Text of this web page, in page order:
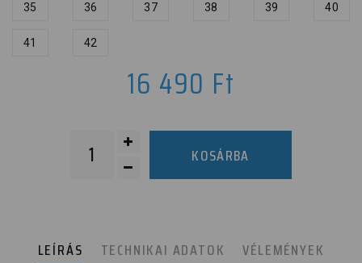
35 36 37 38 39 40
41 42
16 490 Ft
KOSÁRBA
LEÍRÁS TECHNIKAI ADATOK
VÉLEMÉNYEK